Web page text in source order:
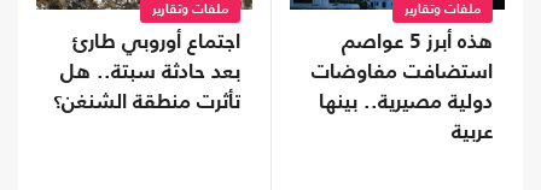
ملفات وتقارير
هذه أبرز 5 عواصم
استضافت مفاوضات
دولية مصيرية.. بينها
عربية
ملفات وتقارير
اجتماع أوروبي طارئ
بعد حادثة سبتة.. هل
تأثرت منطقة الشنغن؟